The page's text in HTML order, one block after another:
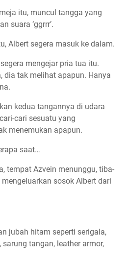
itu, muncul tangga yang
suara ‘ggrrr’.
Albert segera masuk ke dalam.
mengejar pria tua itu.
dia tak melihat apapun. Hanya
kedua tangannya di udara
cari sesuatu yang
menemukan apapun.
saat…
tempat Azvein menunggu, tiba-
sosok Albert dari
jubah hitam seperti serigala,
tangan, leather armor,